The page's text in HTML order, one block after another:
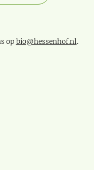
op bio@hessenhof.nl.